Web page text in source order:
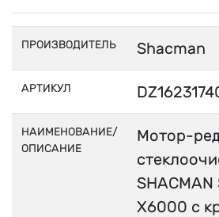
ПРОИЗВОДИТЕЛЬ Shacman
АРТИКУЛ
НАИМЕНОВАНИЕ/
ОПИСАНИЕ
Мотор-
SHACMAN
X6000 с